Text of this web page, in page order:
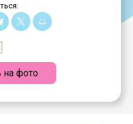
на фото